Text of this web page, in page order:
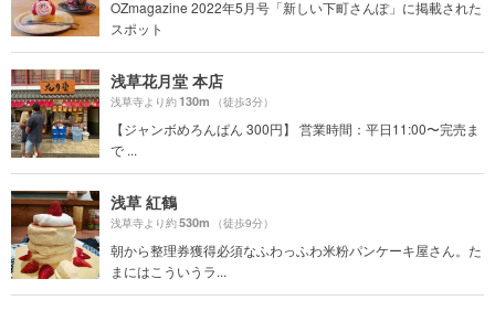
OZmagazine 2022年5月号「新しい下町さんぽ」に掲載された
スポット
浅草花月堂 本店
浅草寺より約130m （徒歩3分）
【ジャンボめろんぱん 300円】 営業時間：平日11:00〜完売ま
で ...
浅草 紅鶴
浅草寺より約530m （徒歩9分）
朝から整理券獲得必須なふわっふわ米粉パンケーキ屋さん。た
まにはこういうラ...